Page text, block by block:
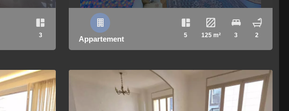
3 Appartement 5 125 m² 3 2